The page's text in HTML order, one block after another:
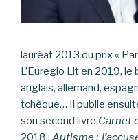
lauréat 2013 du prix «
L’Euregio Lit en 2019,
anglais, allemand,
tchèque… Il publie
son second livre Carnet
2018 : Autisme :